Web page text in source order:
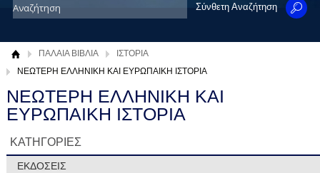
Σύνθετη Αναζήτηση
ΠΑΛΑΙΑ ΒΙΒΛΙΑ
ΙΣΤΟΡΙΑ
ΝΕΩΤΕΡΗ ΕΛΛΗΝΙΚΗ ΚΑΙ ΕΥΡΩΠΑΙΚΗ ΙΣΤΟΡΙΑ
ΝΕΩΤΕΡΗ ΕΛΛΗΝΙΚΗ ΚΑΙ
ΕΥΡΩΠΑΙΚΗ ΙΣΤΟΡΙΑ
ΚΑΤΗΓΟΡΙΕΣ
ΕΚΔΟΣΕΙΣ